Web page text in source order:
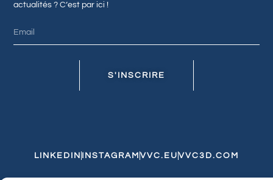
actualités ? C’est par ici !
S'INSCRIRE
LINKEDIN INSTAGRAM VVC.EU VVC3D.COM